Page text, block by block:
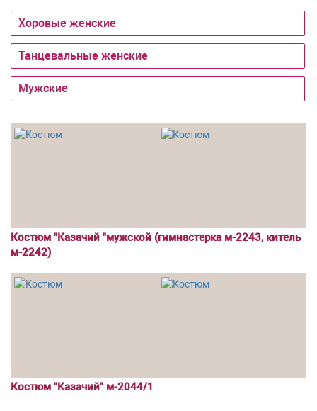
Хоровые женские
Танцевальные женские
Мужские
Костюм "Казачий "мужской (гимнастерка м-2243, китель
м-2242)
Костюм "Казачий" м-2044/1